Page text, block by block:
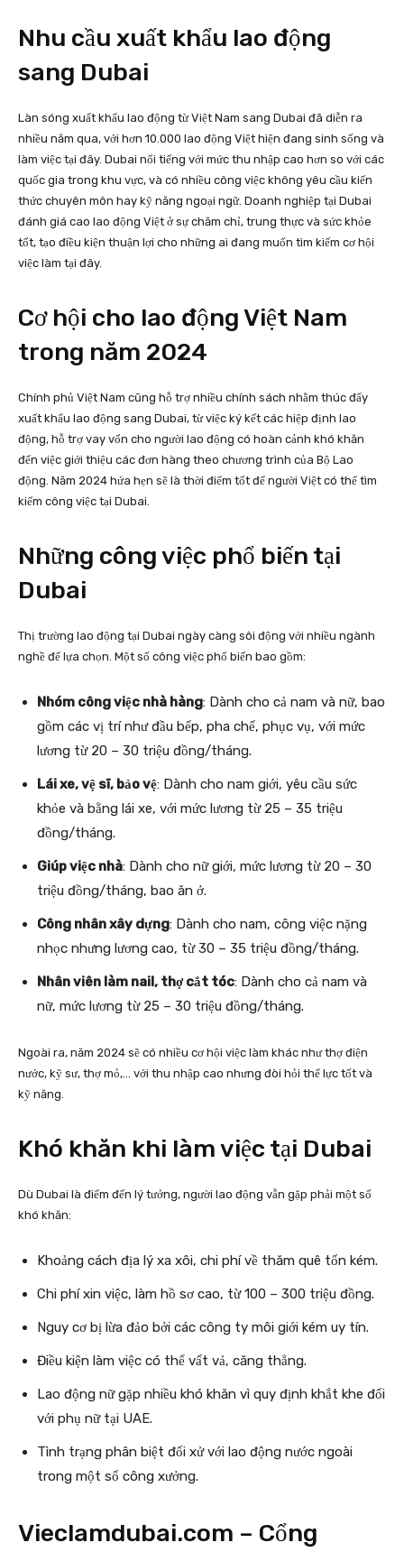
Nhu cầu xuất khẩu lao động
sang Dubai
Làn sóng xuất khẩu lao động từ Việt Nam sang Dubai đã diễn ra
nhiều năm qua, với hơn 10.000 lao động Việt hiện đang sinh sống và
làm việc tại đây. Dubai nổi tiếng với mức thu nhập cao hơn so với các
quốc gia trong khu vực, và có nhiều công việc không yêu cầu kiến
thức chuyên môn hay kỹ năng ngoại ngữ. Doanh nghiệp tại Dubai
đánh giá cao lao động Việt ở sự chăm chỉ, trung thực và sức khỏe
tốt, tạo điều kiện thuận lợi cho những ai đang muốn tìm kiếm cơ hội
việc làm tại đây.
Cơ hội cho lao động Việt Nam
trong năm 2024
Chính phủ Việt Nam cũng hỗ trợ nhiều chính sách nhằm thúc đẩy
xuất khẩu lao động sang Dubai, từ việc ký kết các hiệp định lao
động, hỗ trợ vay vốn cho người lao động có hoàn cảnh khó khăn
đến việc giới thiệu các đơn hàng theo chương trình của Bộ Lao
động. Năm 2024 hứa hẹn sẽ là thời điểm tốt để người Việt có thể tìm
kiếm công việc tại Dubai.
Những công việc phổ biến tại
Dubai
Thị trường lao động tại Dubai ngày càng sôi động với nhiều ngành
nghề để lựa chọn. Một số công việc phổ biến bao gồm:
Nhóm công việc nhà hàng: Dành cho cả nam và nữ, bao
gồm các vị trí như đầu bếp, pha chế, phục vụ, với mức
lương từ 20 – 30 triệu đồng/tháng.
Lái xe, vệ sĩ, bảo vệ: Dành cho nam giới, yêu cầu sức
khỏe và bằng lái xe, với mức lương từ 25 – 35 triệu
đồng/tháng.
Giúp việc nhà: Dành cho nữ giới, mức lương từ 20 – 30
triệu đồng/tháng, bao ăn ở.
Công nhân xây dựng: Dành cho nam, công việc nặng
nhọc nhưng lương cao, từ 30 – 35 triệu đồng/tháng.
Nhân viên làm nail, thợ cắt tóc: Dành cho cả nam và
nữ, mức lương từ 25 – 30 triệu đồng/tháng.
Ngoài ra, năm 2024 sẽ có nhiều cơ hội việc làm khác như thợ điện
nước, kỹ sư, thợ mỏ,… với thu nhập cao nhưng đòi hỏi thể lực tốt và
kỹ năng.
Khó khăn khi làm việc tại Dubai
Dù Dubai là điểm đến lý tưởng, người lao động vẫn gặp phải một số
khó khăn:
Khoảng cách địa lý xa xôi, chi phí về thăm quê tốn kém.
Chi phí xin việc, làm hồ sơ cao, từ 100 – 300 triệu đồng.
Nguy cơ bị lừa đảo bởi các công ty môi giới kém uy tín.
Điều kiện làm việc có thể vất vả, căng thẳng.
Lao động nữ gặp nhiều khó khăn vì quy định khắt khe đối
với phụ nữ tại UAE.
Tình trạng phân biệt đối xử với lao động nước ngoài
trong một số công xưởng.
Vieclamdubai.com – Cổng